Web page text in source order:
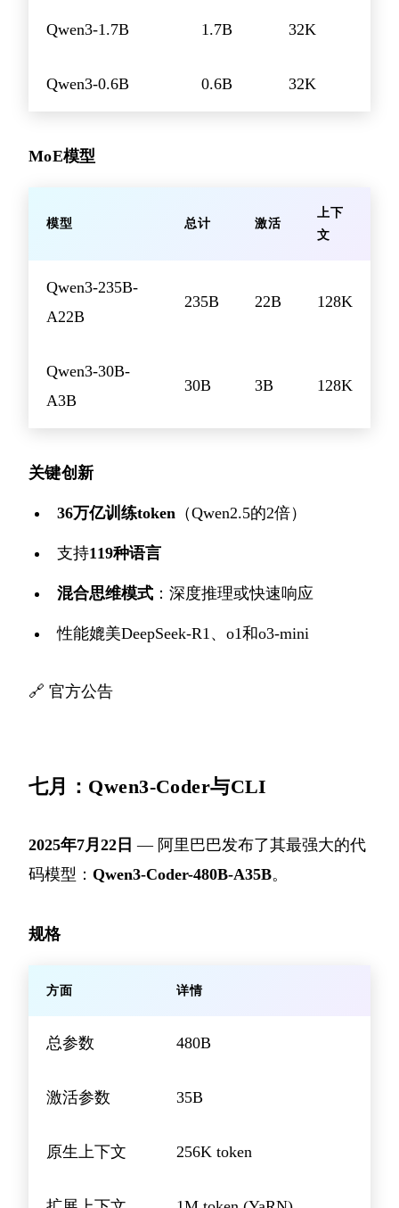
Qwen3-1.7B 1.7B 32K
Qwen3-0.6B 0.6B 32K
MoE模型
模型 总计 激活
上下
文
Qwen3-235B-
A22B
235B 22B 128K
Qwen3-30B-
A3B
30B 3B 128K
关键创新
36万亿训练token （Qwen2.5的2倍）
支持119种语言
混合思维模式 ：深度推理或快速响应
性能媲美DeepSeek-R1、o1和o3-mini
🔗 官方公告
七月：Qwen3-Coder与CLI
2025年7月22日 — 阿里巴巴发布了其最强大的代
码模型： Qwen3-Coder-480B-A35B。
规格
方面 详情
总参数 480B
激活参数 35B
原生上下文 256K token